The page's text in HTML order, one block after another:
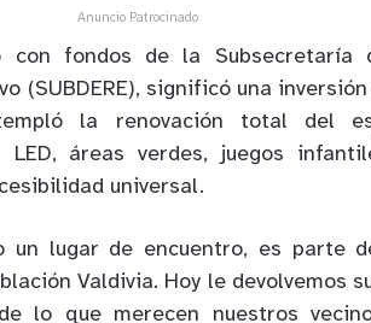
Anuncio Patrocinado
con fondos de la Subsecretaría
(SUBDERE), significó una
la renovación total del
LED, áreas verdes, juegos
universal.
un lugar de encuentro, es parte
Valdivia. Hoy le devolvemos
lo que merecen nuestros